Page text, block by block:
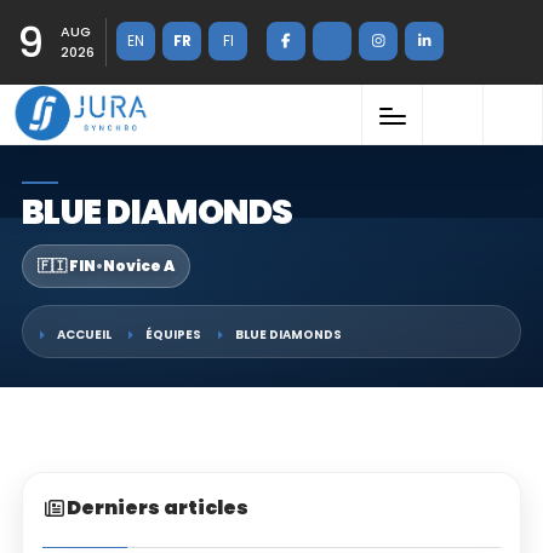
9
AUG
2026
EN FR FI
BLUE DIAMONDS
🇫🇮 FIN•Novice A
ACCUEIL ÉQUIPES BLUE DIAMONDS
Derniers articles